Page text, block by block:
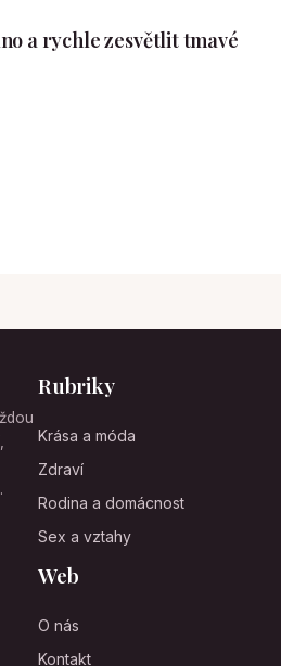
a rychle zesvětlit tmavé
Rubriky
Krása a móda
Zdraví
Rodina a domácnost
Sex a vztahy
Web
O nás
Kontakt